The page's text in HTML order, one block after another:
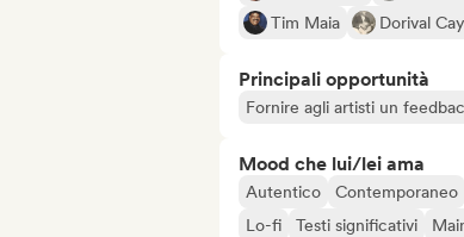
Tim Maia
Dorival
Principali opportunità
Fornire agli artisti un
Mood che lui/lei ama
Autentico Contemporaneo
Lo-fi
Testi significativi